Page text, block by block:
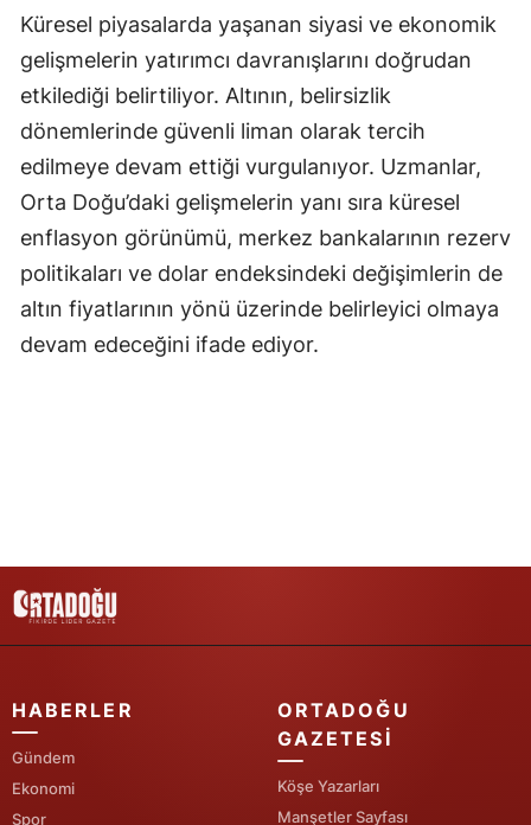
Sivas
Tekirdağ
Tokat
Trabzon
Tunceli
Şanlıurfa
Bayburt
Batman
Şırnak
Bartın
Küresel piyasalarda yaşanan siyasi ve ekonomik
gelişmelerin yatırımcı davranışlarını doğrudan
etkilediği belirtiliyor. Altının, belirsizlik
dönemlerinde güvenli liman olarak tercih
edilmeye devam ettiği vurgulanıyor. Uzmanlar,
Orta Doğu’daki gelişmelerin yanı sıra küresel
enflasyon görünümü, merkez bankalarının rezerv
politikaları ve dolar endeksindeki değişimlerin de
altın fiyatlarının yönü üzerinde belirleyici olmaya
devam edeceğini ifade ediyor.
HABERLER
Gündem
Ekonomi
Spor
ORTADOĞU
GAZETESI
Köşe Yazarları
Manşetler Sayfası